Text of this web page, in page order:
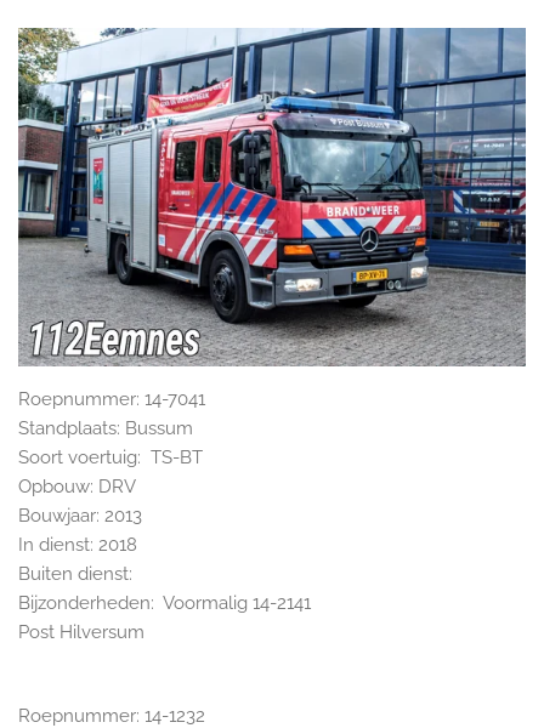
Roepnummer: 14-7041
Standplaats: Bussum
Soort voertuig: TS-BT
Opbouw: DRV
Bouwjaar: 2013
In dienst: 2018
Buiten dienst:
Bijzonderheden: Voormalig 14-2141
Post Hilversum
Roepnummer: 14-1232